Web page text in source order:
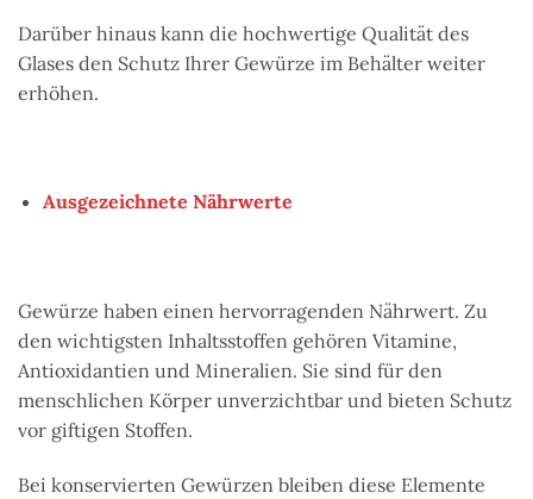
Darüber hinaus kann die hochwertige Qualität des
Glases den Schutz Ihrer Gewürze im Behälter weiter
erhöhen.
Ausgezeichnete Nährwerte
Gewürze haben einen hervorragenden Nährwert. Zu
den wichtigsten Inhaltsstoffen gehören Vitamine,
Antioxidantien und Mineralien. Sie sind für den
menschlichen Körper unverzichtbar und bieten Schutz
vor giftigen Stoffen.
Bei konservierten Gewürzen bleiben diese Elemente